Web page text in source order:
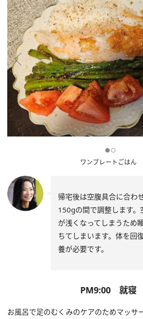
ワンプレートごはん
帰宅後は空腹具合に合わ
150gの間で調整します。
が浅くなってしまうため
ちてしまいます。体を回
養が必要です。
PM9:00 就寝
お風呂で足のむくみのケアのためマッサ